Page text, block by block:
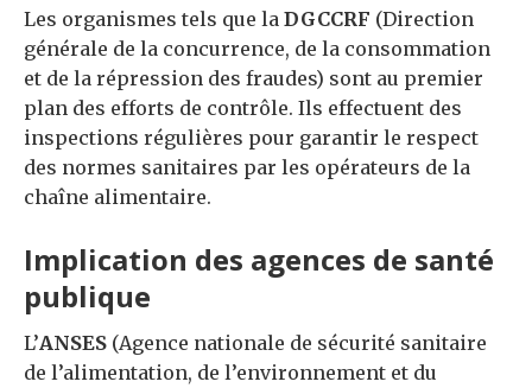
Les organismes tels que la DGCCRF (Direction
générale de la concurrence, de la consommation
et de la répression des fraudes) sont au premier
plan des efforts de contrôle. Ils effectuent des
inspections régulières pour garantir le respect
des normes sanitaires par les opérateurs de la
chaîne alimentaire.
Implication des agences de santé
publique
L’ANSES (Agence nationale de sécurité sanitaire
de l’alimentation, de l’environnement et du